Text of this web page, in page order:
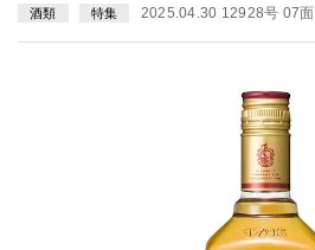
酒類 特集 2025.04.30 12928号 07面